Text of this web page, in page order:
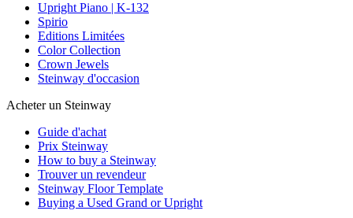
Upright Piano | K-132
Spirio
Editions Limitées
Color Collection
Crown Jewels
Steinway d'occasion
Acheter un Steinway
Guide d'achat
Prix Steinway
How to buy a Steinway
Trouver un revendeur
Steinway Floor Template
Buying a Used Grand or Upright